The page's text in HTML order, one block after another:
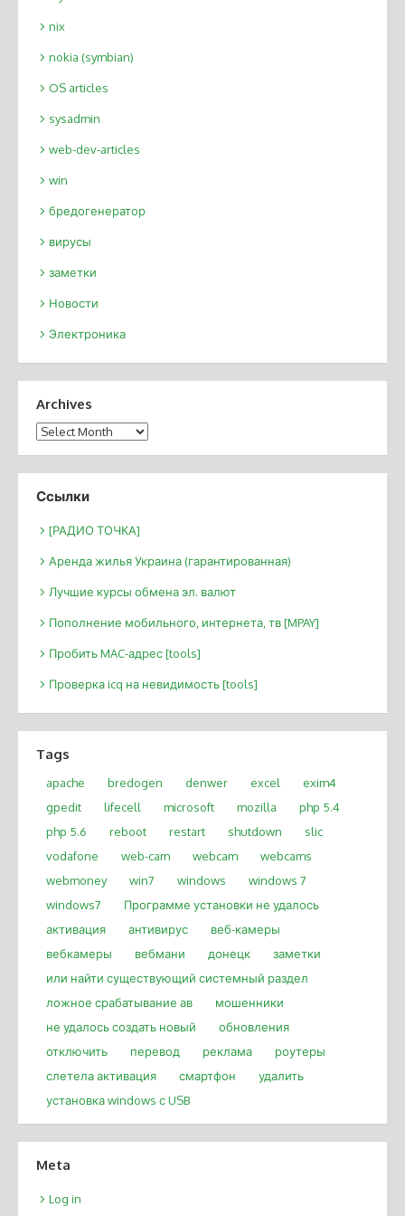
nix
nokia (symbian)
OS articles
sysadmin
web-dev-articles
win
бредогенератор
вирусы
заметки
Новости
Электроника
Archives
Archives
Ссылки
[РАДИО ТОЧКА]
Аренда жилья Украина (гарантированная)
Лучшие курсы обмена эл. валют
Пополнение мобильного, интернета, тв [MPAY]
Пробить MAC-адрес [tools]
Проверка icq на невидимость [tools]
Tags
apache bredogen denwer excel
exim4
gpedit
lifecell microsoft mozilla
php 5.4
php 5.6
reboot restart shutdown
slic
vodafone
web-cam webcam
webcams
webmoney
win7 windows
windows 7
windows7
Программе установки не удалось
активация
антивирус
веб-камеры
вебкамеры
вебмани донецк
заметки
или найти существующий системный раздел
ложное срабатывание ав
мошенники
не удалось создать новый
обновления
отключить
перевод реклама
роутеры
слетела активация
смартфон
удалить
установка windows с USB
Meta
Log in